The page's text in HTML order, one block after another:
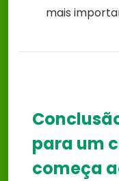
mais
para um
começa